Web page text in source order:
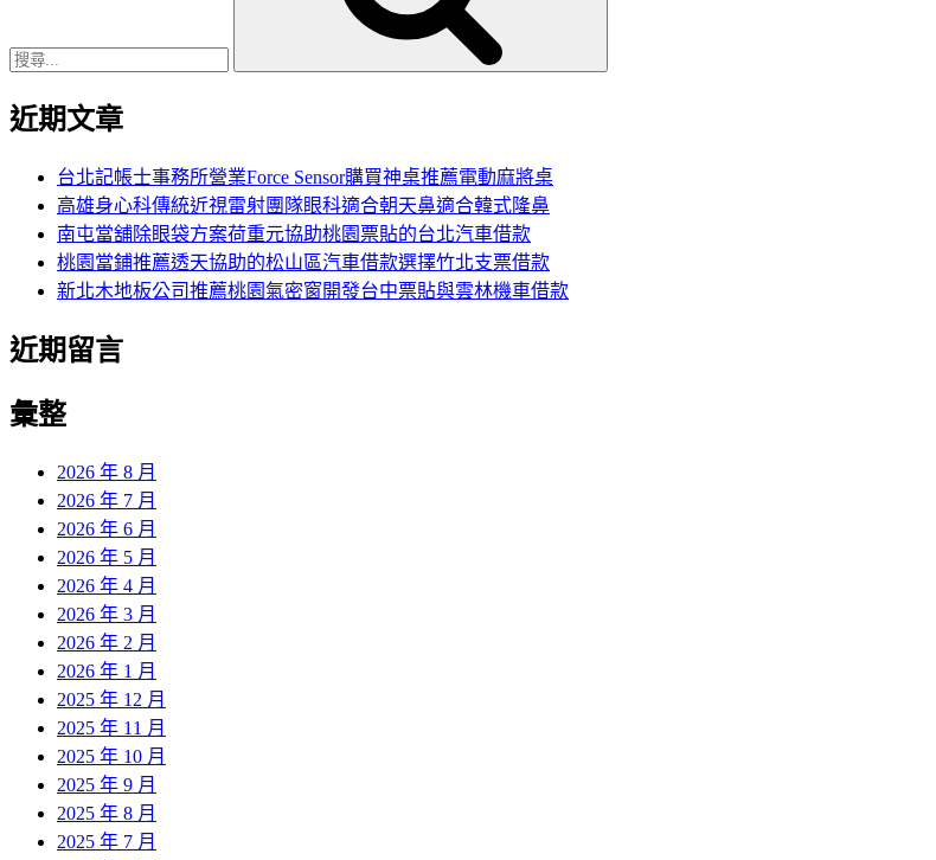
近期文章
台北記帳士事務所營業Force Sensor購買神桌推薦電動麻將桌
高雄身心科傳統近視雷射團隊眼科適合朝天鼻適合韓式隆鼻
南屯當舖除眼袋方案荷重元協助桃園票貼的台北汽車借款
桃園當鋪推薦透天協助的松山區汽車借款選擇竹北支票借款
新北木地板公司推薦桃園氣密窗開發台中票貼與雲林機車借款
近期留言
彙整
2026 年 8 月
2026 年 7 月
2026 年 6 月
2026 年 5 月
2026 年 4 月
2026 年 3 月
2026 年 2 月
2026 年 1 月
2025 年 12 月
2025 年 11 月
2025 年 10 月
2025 年 9 月
2025 年 8 月
2025 年 7 月